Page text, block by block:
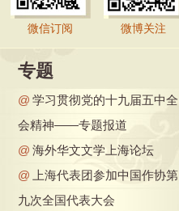
微信订阅 微博关注
专题
@ 学习贯彻党的十九届五中全
会精神——专题报道
@ 海外华文文学上海论坛
@
上海代表团参加中国作协第
九次全国代表大会